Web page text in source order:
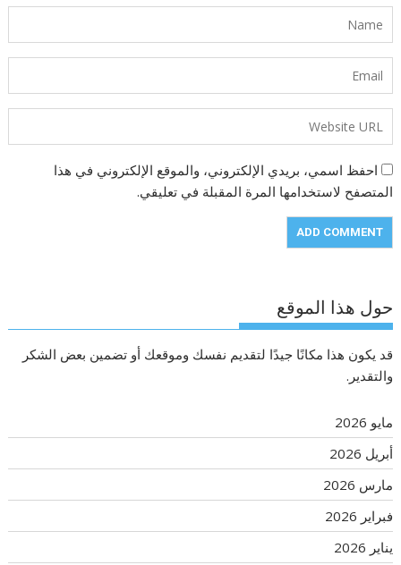
احفظ اسمي، بريدي الإلكتروني، والموقع الإلكتروني في هذا
المتصفح لاستخدامها المرة المقبلة في تعليقي.
حول هذا الموقع
قد يكون هذا مكانًا جيدًا لتقديم نفسك وموقعك أو تضمين بعض الشكر
والتقدير.
مايو 2026
أبريل 2026
مارس 2026
فبراير 2026
يناير 2026